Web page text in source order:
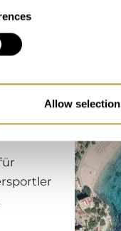
Allow selection